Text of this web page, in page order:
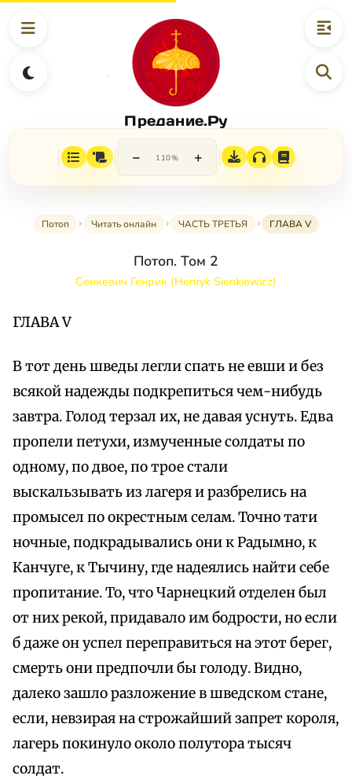
Предание.Ру
− 110% +
Потоп Читать онлайн ЧАСТЬ ТРЕТЬЯ ГЛАВА V
Потоп. Том 2
Сенкевич Генрик (Henryk Sienkiewicz)
ГЛАВА V
В тот день шведы легли спать не евши и без
всякой надежды подкрепиться чем-нибудь
завтра. Голод терзал их, не давая уснуть. Едва
пропели петухи, измученные солдаты по
одному, по двое, по трое стали
выскальзывать из лагеря и разбрелись на
промысел по окрестным селам. Точно тати
ночные, подкрадывались они к Радымно, к
Канчуге, к Тычину, где надеялись найти себе
пропитание. То, что Чарнецкий отделен был
от них рекой, придавало им бодрости, но если
б даже он успел переправиться на этот берег,
смерть они предпочли бы голоду. Видно,
далеко зашло разложение в шведском стане,
если, невзирая на строжайший запрет короля,
лагерь покинуло около полутора тысяч
солдат.